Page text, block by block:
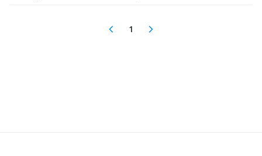
arrow_back_ios 1(current)
arrow_forward_ios